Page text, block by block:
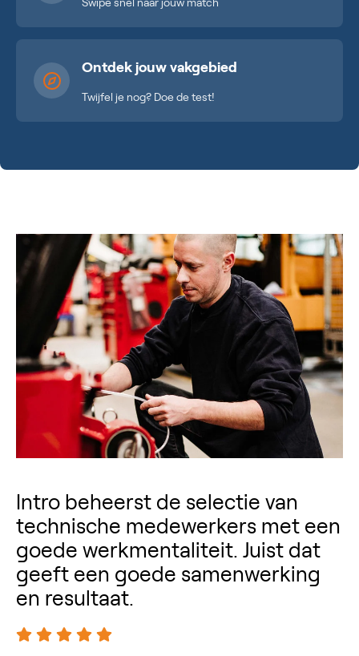
Swipe snel naar jouw match
Ontdek jouw vakgebied
Twijfel je nog? Doe de test!
Intro beheerst de selectie van
technische medewerkers met een
goede werkmentaliteit. Juist dat
geeft een goede samenwerking
en resultaat.